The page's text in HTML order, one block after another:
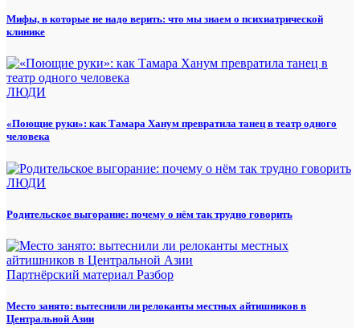
Мифы, в которые не надо верить: что мы знаем о психиатрической
клинике
ЛЮДИ
«Поющие руки»: как Тамара Ханум превратила танец в театр одного
человека
ЛЮДИ
Родительское выгорание: почему о нём так трудно говорить
Партнёрский материал Разбор
Место занято: вытеснили ли релоканты местных айтишников в
Центральной Азии